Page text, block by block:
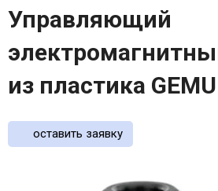
Управляющий
из пластика
оставить заявку